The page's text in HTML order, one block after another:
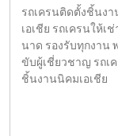
รถเครนติดตั้งชิ้นง
เอเชีย รถเครนให้เ
นาด รองรับทุกงาน
ขับผู้เชี่ยวชาญ รถเ
ชิ้นงานนิคมเอเชีย